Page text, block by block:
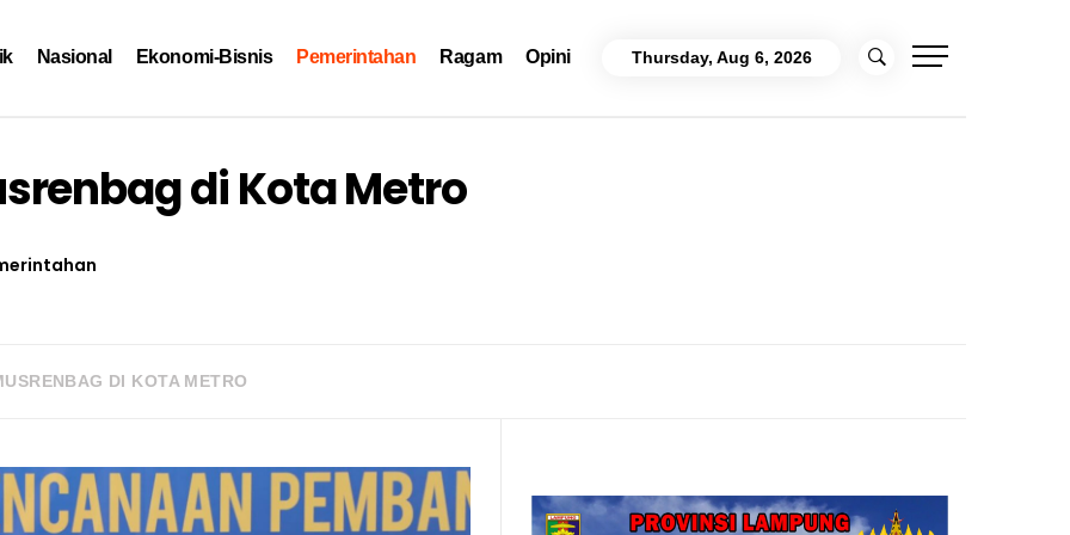
Nasional Ekonomi-Bisnis Pemerintahan Ragam Opini Thursday, Aug 6, 2026
di Kota Metro
DI KOTA METRO